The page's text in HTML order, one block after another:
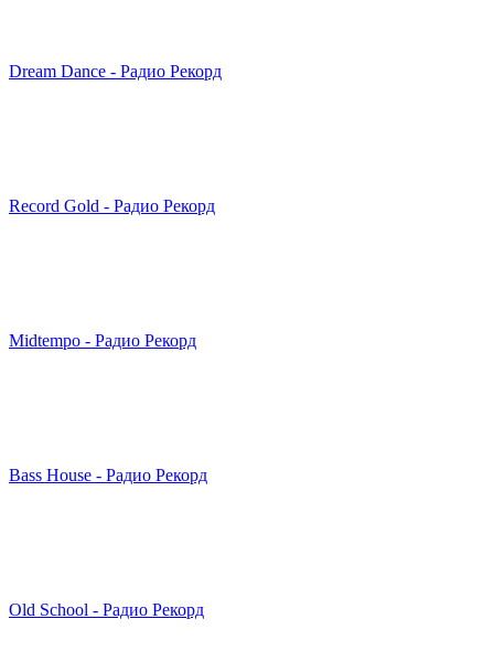
Dream Dance - Радио Рекорд
Record Gold - Радио Рекорд
Midtempo - Радио Рекорд
Bass House - Радио Рекорд
Old School - Радио Рекорд